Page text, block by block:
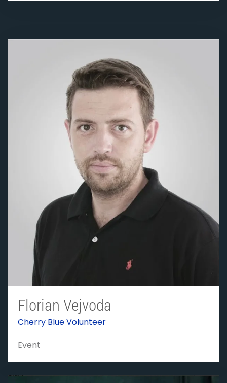
Florian Vejvoda
Cherry Blue Volunteer
Event